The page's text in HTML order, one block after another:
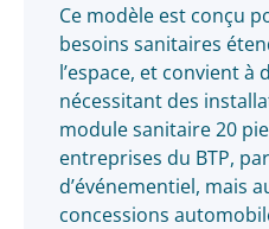
Ce modèle est conçu
besoins sanitaires
l’espace, et convient à
nécessitant des
module sanitaire 20
entreprises du BTP,
d’événementiel, mais
concessions